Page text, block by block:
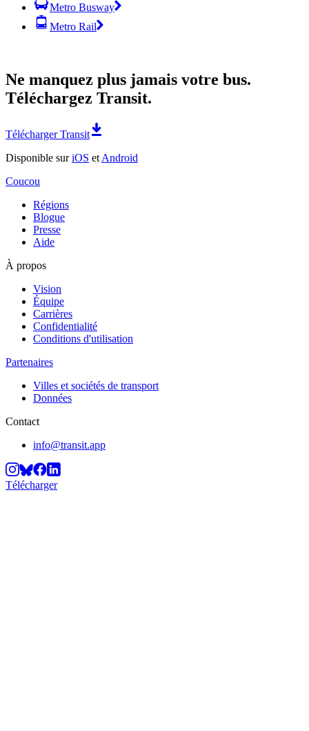
Metro Busway
Metro Rail
Ne manquez plus jamais votre bus.
Téléchargez Transit.
Télécharger Transit
Disponible suriOS et Android
Coucou
Régions
Blogue
Presse
Aide
À propos
Vision
Équipe
Carrières
Confidentialité
Conditions d'utilisation
Partenaires
Villes et sociétés de transport
Données
Contact
info@transit.app
Télécharger